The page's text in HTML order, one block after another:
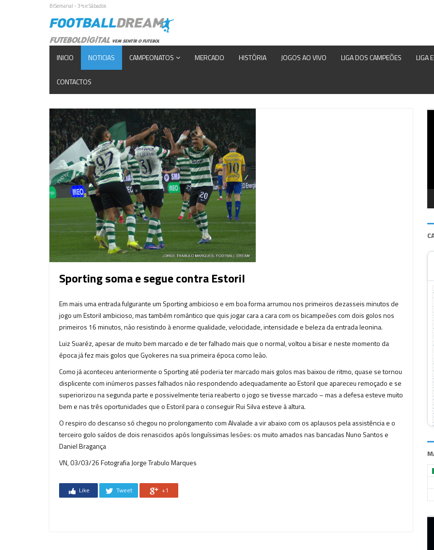
BiSemanal - 3ªs e Sábados
INICIO NOTICIAS CAMPEONATOS MERCADO HISTÓRIA JOGOS AO VIVO LIGA DOS CAMPEÕES LIGA
CONTACTOS
Sporting soma e segue contra Estoril
Em mais uma entrada fulgurante um Sporting ambicioso e em boa forma arrumou nos primeiros dezasseis minutos de
jogo um Estoril ambicioso, mas também romântico que quis jogar cara a cara com os bicampeões com dois golos nos
primeiros 16 minutos, não resistindo à enorme qualidade, velocidade, intensidade e beleza da entrada leonina.
Luiz Suaréz, apesar de muito bem marcado e de ter falhado mais que o normal, voltou a bisar e neste momento da
época já fez mais golos que Gyokeres na sua primeira época como leão.
Como já aconteceu anteriormente o Sporting até poderia ter marcado mais golos mas baixou de ritmo, quase se tornou
displicente com inúmeros passes falhados não respondendo adequadamente ao Estoril que apareceu remoçado e se
superiorizou na segunda parte e possivelmente teria reaberto o jogo se tivesse marcado – mas a defesa esteve muito
bem e nas três oportunidades que o Estoril para o conseguir Rui Silva esteve à altura.
O respiro do descanso só chegou no prolongamento com Alvalade a vir abaixo com os aplausos pela assistência e o
terceiro golo saídos de dois renascidos após longuíssimas lesões: os muito amados nas bancadas Nuno Santos e
Daniel Bragança
VN, 03/03/26 Fotografia Jorge Trabulo Marques
Like Tweet +1